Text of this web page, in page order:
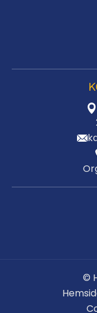
©